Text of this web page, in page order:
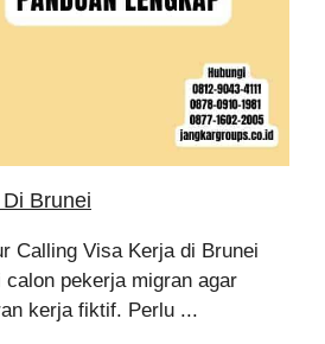
Brunei
Calling Visa Kerja di Brunei
calon pekerja migran agar
kerja fiktif. Perlu ...